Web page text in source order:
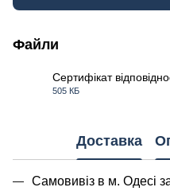
Файли
Сертифікат
505 КБ
Доставка
Самовивіз в м. Одесі